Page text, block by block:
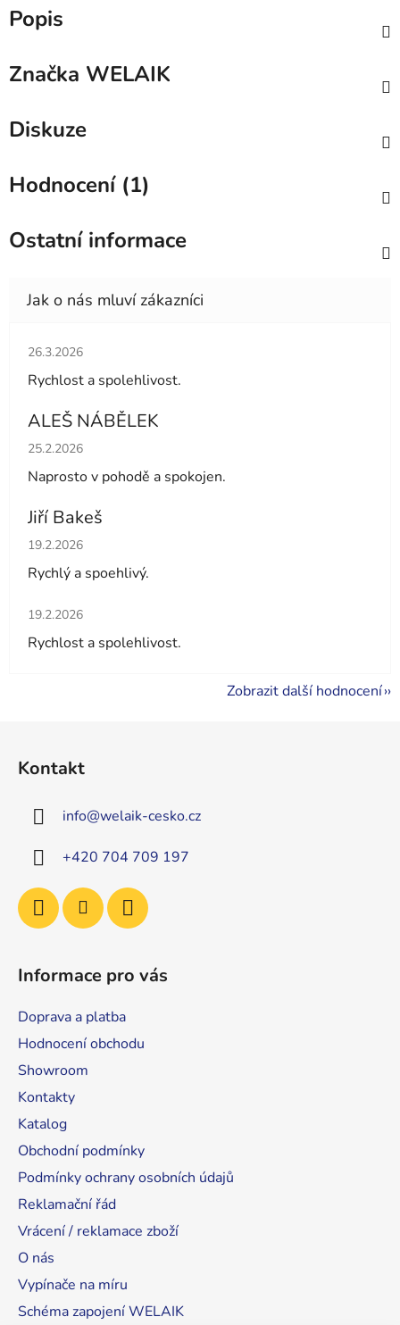
Popis
Značka WELAIK
Diskuze
Hodnocení (1)
Ostatní informace
Hodnocení obchodu je 5 z 5 hvězdiček.
26.3.2026
Rychlost a spolehlivost.
ALEŠ NÁBĚLEK
Hodnocení obchodu je 5 z 5 hvězdiček.
25.2.2026
Naprosto v pohodě a spokojen.
Jiří Bakeš
Hodnocení obchodu je 5 z 5 hvězdiček.
19.2.2026
Rychlý a spoehlivý.
Hodnocení obchodu je 5 z 5 hvězdiček.
19.2.2026
Rychlost a spolehlivost.
Zobrazit další hodnocení
Kontakt
info@welaik-cesko.cz
+420 704 709 197
Informace pro vás
Doprava a platba
Hodnocení obchodu
Showroom
Kontakty
Katalog
Obchodní podmínky
Podmínky ochrany osobních údajů
Reklamační řád
Vrácení / reklamace zboží
O nás
Vypínače na míru
Schéma zapojení WELAIK